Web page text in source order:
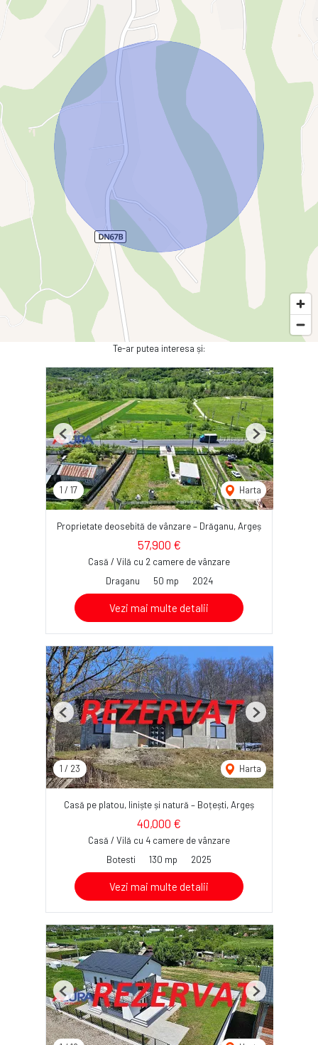
Te-ar putea interesa și:
1 / 17 Harta
Previous Next
Proprietate deosebită de vânzare – Drăganu, Argeș
57,900 €
Casă / Vilă cu 2 camere de vânzare
Draganu
50 mp 2024
Vezi mai multe detalii
1 / 23 Harta
Previous Next
Casă pe platou, liniște și natură – Boțești, Argeș
40,000 €
Casă / Vilă cu 4 camere de vânzare
Botesti
130 mp 2025
Vezi mai multe detalii
Previous Next